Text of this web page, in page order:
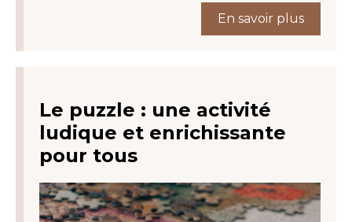
En savoir plus
Le puzzle : une activité
ludique et enrichissante
pour tous